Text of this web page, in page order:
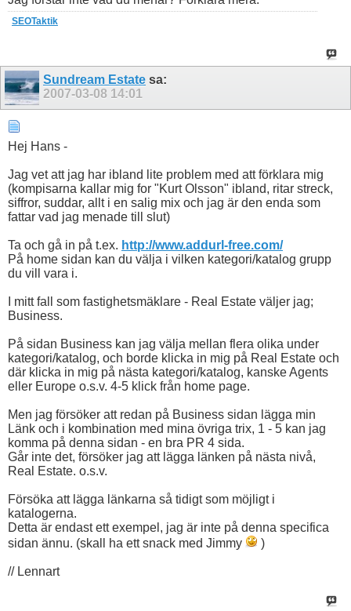
SEOTaktik
Sundream Estate sa:
2007-03-08 14:01
Hej Hans -
Jag vet att jag har ibland lite problem med att förklara mig
(kompisarna kallar mig for "Kurt Olsson" ibland, ritar streck,
siffror, suddar, allt i en salig mix och jag är den enda som
fattar vad jag menade till slut)
Ta och gå in på t.ex. http://www.addurl-free.com/
På home sidan kan du välja i vilken kategori/katalog grupp
du vill vara i.
I mitt fall som fastighetsmäklare - Real Estate väljer jag;
Business.
På sidan Business kan jag välja mellan flera olika under
kategori/katalog, och borde klicka in mig på Real Estate och
där klicka in mig på nästa kategori/katalog, kanske Agents
eller Europe o.s.v. 4-5 klick från home page.
Men jag försöker att redan på Business sidan lägga min
Länk och i kombination med mina övriga trix, 1 - 5 kan jag
komma på denna sidan - en bra PR 4 sida.
Går inte det, försöker jag att lägga länken på nästa nivå,
Real Estate. o.s.v.
Försöka att lägga länkarna så tidigt som möjligt i
katalogerna.
Detta är endast ett exempel, jag är inte på denna specifica
sidan ännu. (skall ha ett snack med Jimmy
)
// Lennart